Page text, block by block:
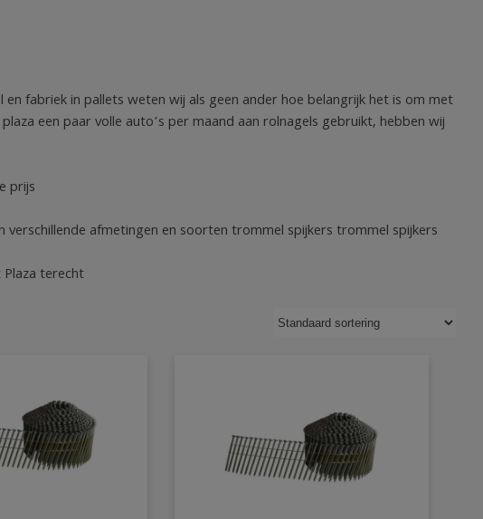
fabriek in pallets weten wij als geen ander hoe belangrijk het is om met
een paar volle auto’s per maand aan rolnagels gebruikt, hebben wij
prijs
verschillende afmetingen en soorten trommel spijkers trommel spijkers
terecht